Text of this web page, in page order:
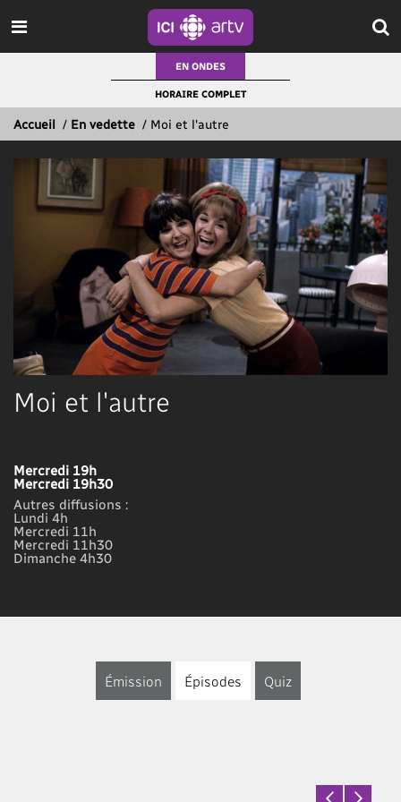
EN ONDES
HORAIRE COMPLET
Accueil / En vedette / Moi et l'autre
Moi et l'autre
Mercredi 19h
Mercredi 19h30
Autres diffusions :
Lundi 4h
Mercredi 11h
Mercredi 11h30
Dimanche 4h30
Émission Épisodes Quiz